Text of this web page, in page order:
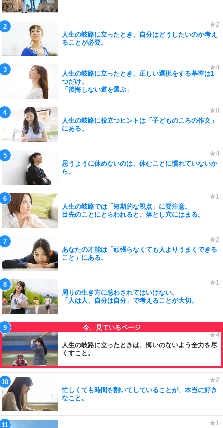
人生の岐路に立ったとき、自分はどうしたいのか考え
ることが必要。
人生の岐路に立ったとき、正しい選択をする基準は1
つだけ。
「後悔しない道を選ぶ」
人生の岐路に役立つヒントは「子どものころの作文」
にある。
思うように休めないのは、休むことに慣れていないか
ら。
人生の岐路では「短期的な視点」に要注意。
目先のことにとらわれると、落とし穴にはまる。
あなたの才能は「頑張らなくても人よりうまくできる
こと」にある。
周りの生き方に惑わされてはいけない。
「人は人、自分は自分」で考えることが大切。
人生の岐路に立ったときは、悔いのないよう全力を尽
くすこと。
忙しくても時間を割いてしていることが、本当に好き
なこと。